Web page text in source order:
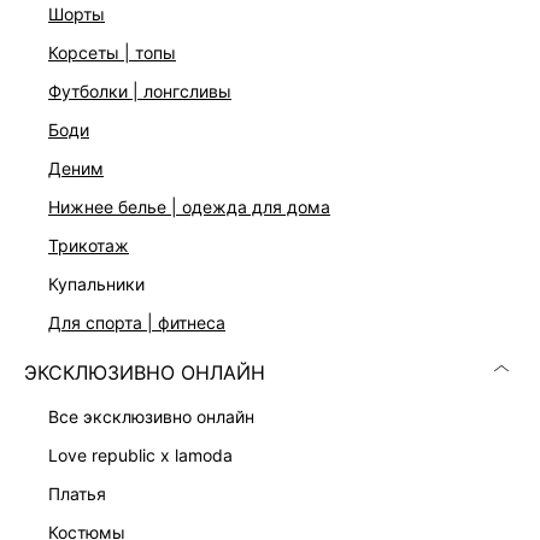
шорты
корсеты | топы
футболки | лонгсливы
боди
деним
нижнее белье | одежда для дома
трикотаж
купальники
для спорта | фитнеса
ЭКСКЛЮЗИВНО ОНЛАЙН
все эксклюзивно онлайн
love republic x lamoda
платья
костюмы
На модели размер 44. Крой модели соответствует
стандартному размеру
Подробные условия доставки и возврата
Скачать
КАТАЛОГ
КОМПАНИЯ